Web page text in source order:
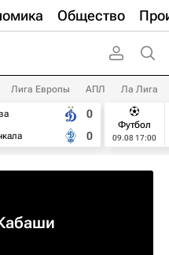
Общество
Лига Европы АПЛ Ла Лига
0
0
Футбол
09.08 17:00